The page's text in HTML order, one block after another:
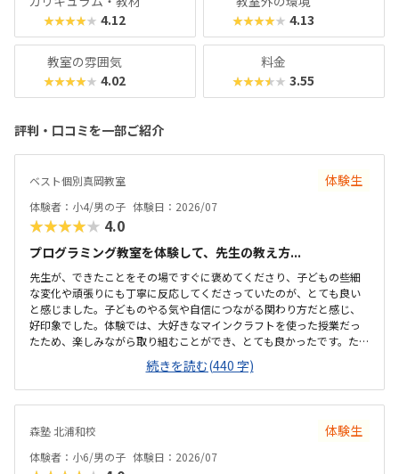
★★★★★ 4.12 ★★★★★ 4.13
教室の雰囲気
★★★★★ 4.02
料金
★★★★★ 3.55
評判・口コミを一部ご紹介
ベスト個別真岡教室 体験生
体験者：小4/男の子 体験日：2026/07
★★★★★ 4.0
プログラミング教室を体験して、先生の教え方...
先生が、できたことをその場ですぐに褒めてくださり、子どもの些細
な変化や頑張りにも丁寧に反応してくださっていたのが、とても良い
と感じました。子どものやる気や自信につながる関わり方だと感じ、
好印象でした。体験では、大好きなマインクラフトを使った授業だっ
たため、楽しみながら取り組むことができ、とても良かったです。た
だ、今後もずっとマインクラフトを使った内容ではないと伺ったの
で、その後も興味を持って取り組めるかどうかは少し気になる点でし
た。教室は自宅から15分ほどの距離にあり、通いやすいと感じまし
た。また、駐車場もあるため、送り迎えもしやすく、安心して通わせ
ているわけではありませんが、壁などで視線が分散しにくい工夫がさ
れており、集中しやすい雰囲気だと感じました。月4回（1回50分）で
約12,000円という料金は、我が家にとってはや...
続きを読む(440 字)
森塾 北浦和校 体験生
体験者：小6/男の子 体験日：2026/07